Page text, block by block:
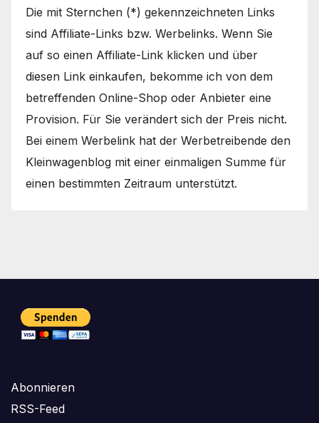
Die mit Sternchen (*) gekennzeichneten Links
sind Affiliate-Links bzw. Werbelinks. Wenn Sie
auf so einen Affiliate-Link klicken und über
diesen Link einkaufen, bekomme ich von dem
betreffenden Online-Shop oder Anbieter eine
Provision. Für Sie verändert sich der Preis nicht.
Bei einem Werbelink hat der Werbetreibende den
Kleinwagenblog mit einer einmaligen Summe für
einen bestimmten Zeitraum unterstützt.
Abonnieren
RSS-Feed